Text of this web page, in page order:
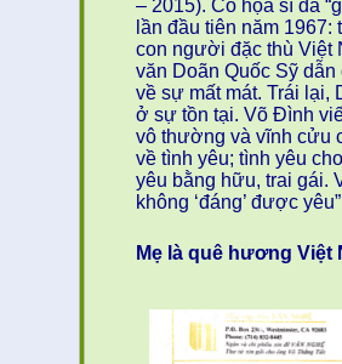
– 2015). Cố họa sĩ đã
lần đầu tiên năm 1967:
con người đặc thù Việt
văn Doãn Quốc Sỹ
về sự mất mát. Trái lại,
ở sự tồn tại. Võ Đình
vô thường và vĩnh cửu
về tình yêu; tình yêu
yêu bằng hữu, trai gái.
không ‘đáng’ được
Mẹ là quê hương Việt